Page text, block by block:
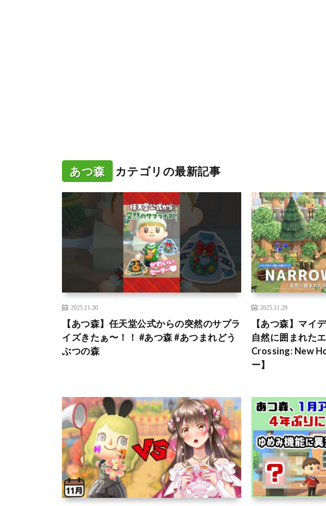
あつ森 カテゴリの最新記事
2025.11.30
【あつ森】任天堂公式からの突然のサプラ
イズきたぁ〜！！ #あつ森 #あつまれどう
ぶつの森
2025.11.29
【あつ森】マイ
自然に囲まれた
Crossing: New
ー】